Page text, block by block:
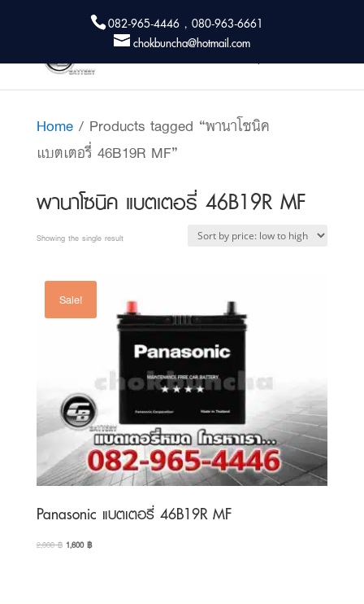
082-965-4446 , 080-963-6661
chokbuncha@hotmail.com
Home/ Products tagged “พานาโซนิค
แบตเตอรี่ 46B19R MF”
พานาโซนิค แบตเตอรี่ 46B19R MF
Showing the single result
Sale!
Panasonic แบตเตอรี่ 46B19R MF
2,000฿ Original
1,600฿Current